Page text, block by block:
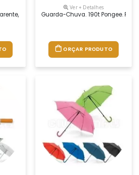
Com Abertura Automática. Gravação
Ver + Detalhes
Guarda-Chuva. 190t Pongee.
ORÇAR PRODUTO